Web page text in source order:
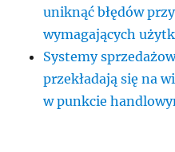
uniknąć błędów
wymagających
Systemy
przekładają się na
w punkcie